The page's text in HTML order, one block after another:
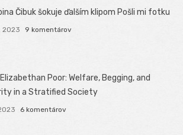
Čibuk šokuje ďalším klipom Pošli mi fotku
2023 9 komentárov
Poor: Welfare, Begging, and
in a Stratified Society
6 komentárov